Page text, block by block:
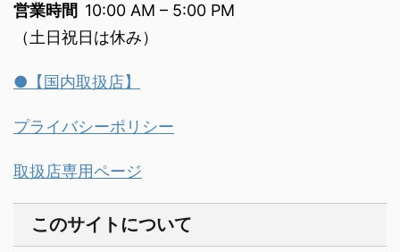
営業時間 10:00 AM – 5:00 PM
（土日祝日は休み）
●【国内取扱店】
プライバシーポリシー
取扱店専用ページ
このサイトについて